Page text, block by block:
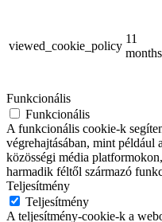
viewed_cookie_policy
11
months
Funkcionális
Funkcionális
A funkcionális cookie-k
végrehajtásában, mint például
közösségi média
harmadik féltől származó
Teljesítmény
Teljesítmény
A teljesítmény-cookie-k a